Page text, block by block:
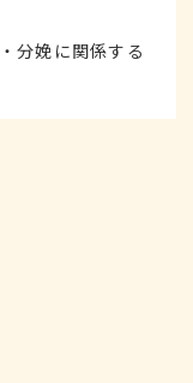
分娩に関係する